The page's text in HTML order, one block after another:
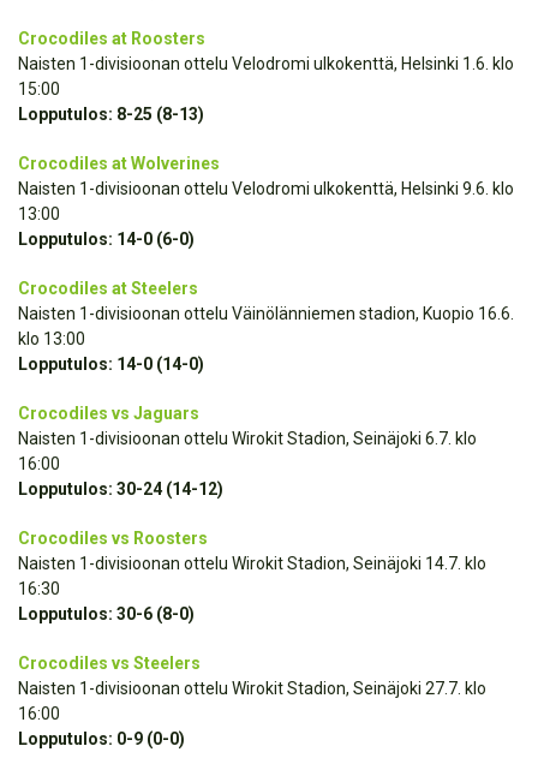
Crocodiles at Roosters
Naisten 1-divisioonan ottelu Velodromi ulkokenttä, Helsinki 1.6. klo
15:00
Lopputulos: 8-25 (8-13)
Crocodiles at Wolverines
Naisten 1-divisioonan ottelu Velodromi ulkokenttä, Helsinki 9.6. klo
13:00
Lopputulos: 14-0 (6-0)
Crocodiles at Steelers
Naisten 1-divisioonan ottelu Väinölänniemen stadion, Kuopio 16.6.
klo 13:00
Lopputulos: 14-0 (14-0)
Crocodiles vs Jaguars
Naisten 1-divisioonan ottelu Wirokit Stadion, Seinäjoki 6.7. klo
16:00
Lopputulos: 30-24 (14-12)
Crocodiles vs Roosters
Naisten 1-divisioonan ottelu Wirokit Stadion, Seinäjoki 14.7. klo
16:30
Lopputulos: 30-6 (8-0)
Crocodiles vs Steelers
Naisten 1-divisioonan ottelu Wirokit Stadion, Seinäjoki 27.7. klo
16:00
Lopputulos: 0-9 (0-0)